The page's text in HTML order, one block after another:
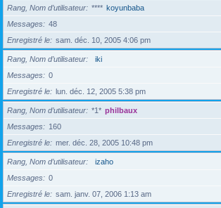
Rang, Nom d’utilisateur **** koyunbaba
Messages
48
Enregistré le
sam. déc. 10, 2005 4:06 pm
Rang, Nom d’utilisateur
iki
Messages
0
Enregistré le
lun. déc. 12, 2005 5:38 pm
Rang, Nom d’utilisateur *1* philbaux
Messages
160
Enregistré le
mer. déc. 28, 2005 10:48 pm
Rang, Nom d’utilisateur
izaho
Messages
0
Enregistré le
sam. janv. 07, 2006 1:13 am